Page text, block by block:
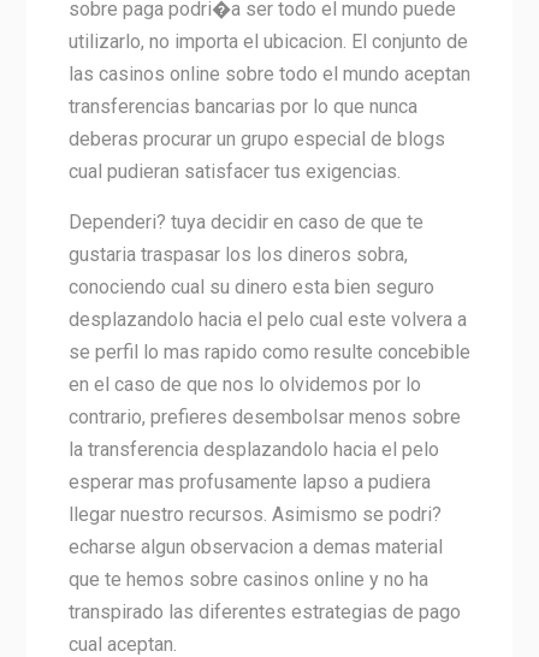
sobre paga podri�a ser todo el mundo puede
utilizarlo, no importa el ubicacion. El conjunto de
las casinos online sobre todo el mundo aceptan
transferencias bancarias por lo que nunca
deberas procurar un grupo especial de blogs
cual pudieran satisfacer tus exigencias.
Dependeri? tuya decidir en caso de que te
gustaria traspasar los los dineros sobra,
conociendo cual su dinero esta bien seguro
desplazandolo hacia el pelo cual este volvera a
se perfil lo mas rapido como resulte concebible
en el caso de que nos lo olvidemos por lo
contrario, prefieres desembolsar menos sobre
la transferencia desplazandolo hacia el pelo
esperar mas profusamente lapso a pudiera
llegar nuestro recursos. Asimismo se podri?
echarse algun observacion a demas material
que te hemos sobre casinos online y no ha
transpirado las diferentes estrategias de pago
cual aceptan.